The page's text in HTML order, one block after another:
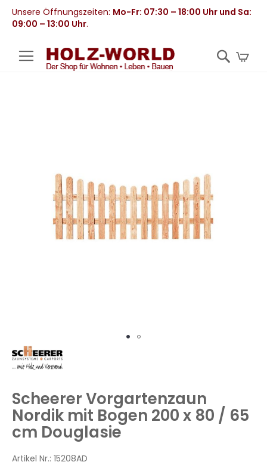
Unsere Öffnungszeiten: Mo-Fr: 07:30 – 18:00 Uhr und Sa:
09:00 – 13:00 Uhr.
Zum
Anfang
springen
Scheerer Vorgartenzaun
Nordik mit Bogen 200 x 80 / 65
cm Douglasie
Artikel Nr.: 15208AD